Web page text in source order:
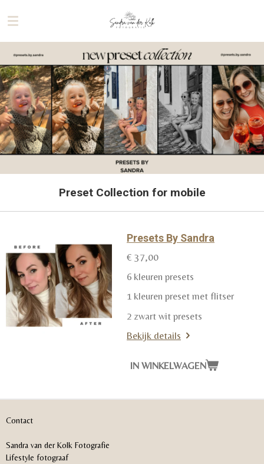
direct
naar
de
hoofdinhoud
Preset Collection for mobile
Presets By Sandra
€ 37,00
6 kleuren presets
1 kleuren preset met flitser
2 zwart wit presets
Bekijk details
IN WINKELWAGEN
Contact
Sandra van der Kolk Fotografie
Lifestyle fotograaf